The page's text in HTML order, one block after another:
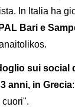
In Italia ha
Bari e
sui
anni, in Grecia
cuori".